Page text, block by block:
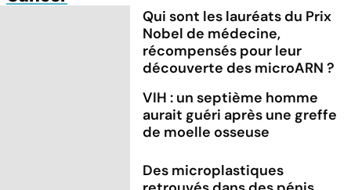
Qui sont les lauréats du Prix
Nobel de médecine,
récompensés pour leur
découverte des microARN ?
VIH : un septième homme
aurait guéri après une greffe
de moelle osseuse
Des microplastiques